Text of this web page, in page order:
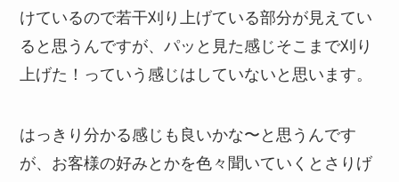
けているので若干刈り上げている部分が見えてい
ると思うんですが、パッと見た感じそこまで刈り
上げた！っていう感じはしていないと思います。
はっきり分かる感じも良いかな〜と思うんです
が、お客様の好みとかを色々聞いていくとさりげ